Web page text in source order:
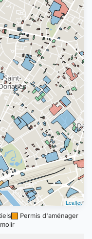
Leaflet
Permis d'aménager